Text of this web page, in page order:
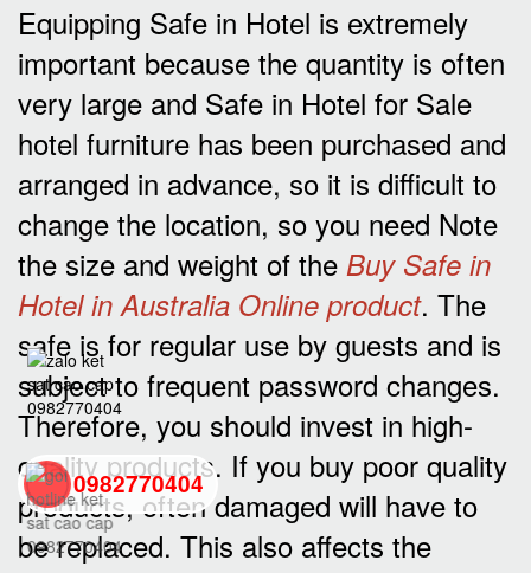
Equipping Safe in Hotel is extremely
important because the quantity is often
very large and Safe in Hotel for Sale
hotel furniture has been purchased and
arranged in advance, so it is difficult to
change the location, so you need Note
the size and weight of the Buy Safe in
Hotel in Australia Online product. The
safe is for regular use by guests and is
subject to frequent password changes.
Therefore, you should invest in high-
quality products. If you buy poor quality
products, often damaged will have to
be replaced. This also affects the
0982770404